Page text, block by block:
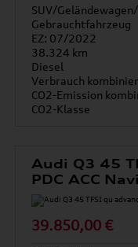
SUV/
Gebrauchtfahrzeug
EZ: 07/2022
38.324 km
Diesel
Verbrauch
CO2-Emission
CO2-Klasse
Audi Q3 45
PDC ACC
39.850,00 €